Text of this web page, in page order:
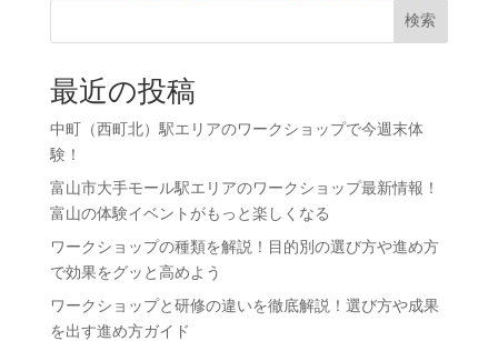
検索
最近の投稿
中町（西町北）駅エリアのワークショップで今週末体
験！
富山市大手モール駅エリアのワークショップ最新情報！
富山の体験イベントがもっと楽しくなる
ワークショップの種類を解説！目的別の選び方や進め方
で効果をグッと高めよう
ワークショップと研修の違いを徹底解説！選び方や成果
を出す進め方ガイド